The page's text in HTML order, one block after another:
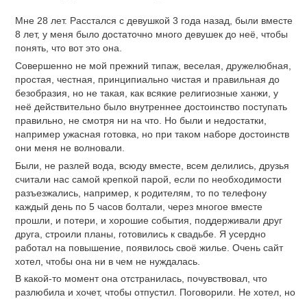
Мне 28 лет. Расстался с девушкой 3 года назад, были вместе
8 лет, у меня было достаточно много девушек до неё, чтобы
понять, что вот это она.
Совершенно не мой прежний типаж, веселая, дружелюбная,
простая, честная, принципиально чистая и правильная до
безобразия, но не такая, как всякие религиозные ханжи, у
неё действительно было внутреннее достоинство поступать
правильно, не смотря ни на что. Но были и недостатки,
например ужасная готовка, но при таком наборе достоинств
они меня не волновали.
Были, не разлей вода, всюду вместе, всем делились, друзья
считали нас самой крепкой парой, если по необходимости
разъезжались, например, к родителям, то по телефону
каждый день по 5 часов болтали, через многое вместе
прошли, и потери, и хорошие события, поддерживали друг
друга, строили планы, готовились к свадьбе. Я усердно
работал на повышение, появилось своё жилье. Очень сайт
хотел, чтобы она ни в чем не нуждалась.
В какой-то момент она отстранилась, почувствовал, что
разлюбила и хочет, чтобы отпустил. Поговорили. Не хотел, но